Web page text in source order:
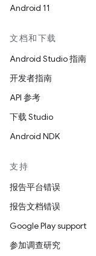
Android 11
文档和下载
Android Studio 指南
开发者指南
API 参考
下载 Studio
Android NDK
支持
报告平台错误
报告文档错误
Google Play support
参加调查研究